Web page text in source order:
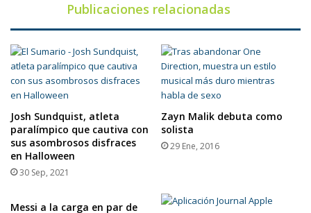
Publicaciones relacionadas
Josh Sundquist, atleta
paralímpico que cautiva con
sus asombrosos disfraces
en Halloween
30 Sep, 2021
Zayn Malik debuta como
solista
29 Ene, 2016
Messi a la carga en par de